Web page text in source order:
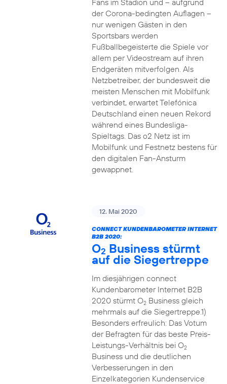
Fans im Stadion und – aufgrund
der Corona-bedingten Auflagen –
nur wenigen Gästen in den
Sportsbars werden
Fußballbegeisterte die Spiele vor
allem per Videostream auf ihren
Endgeräten mitverfolgen. Als
Netzbetreiber, der bundesweit die
meisten Menschen mit Mobilfunk
verbindet, erwartet Telefónica
Deutschland einen neuen Rekord
während eines Bundesliga-
Spieltags. Das o2 Netz ist im
Mobilfunk und Festnetz bestens für
den digitalen Fan-Ansturm
gewappnet.
12. Mai 2020
CONNECT KUNDENBAROMETER INTERNET
B2B 2020:
O2 Business stürmt
auf die Siegertreppe
Im diesjährigen connect
Kundenbarometer Internet B2B
2020 stürmt O2Business gleich
mehrmals auf die Siegertreppe.1)
Besonders erfreulich: Das Votum
der Befragten für das beste Preis-
Leistungs-Verhältnis bei O2
Business und die deutlichen
Verbesserungen in den
Einzelkategorien Kundenservice